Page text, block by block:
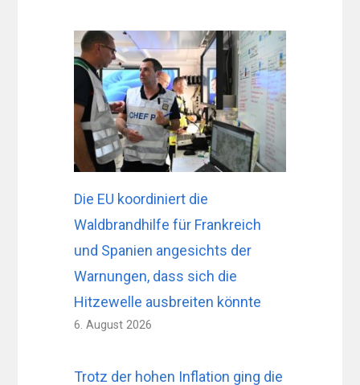
Die EU koordiniert die
Waldbrandhilfe für Frankreich
und Spanien angesichts der
Warnungen, dass sich die
Hitzewelle ausbreiten könnte
6. August 2026
Trotz der hohen Inflation ging die